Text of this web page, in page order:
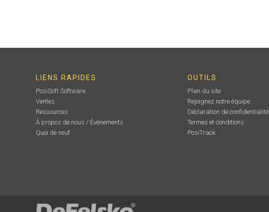
LIENS RAPIDES
PosiSoft Software
Ventes
Ressources
À propos de nous / Événements
Quoi de neuf
OUTILS
Plan du site
Rejoignez notre équipe
Déclaration de confidentialité
Termes et conditions
PosiTrack